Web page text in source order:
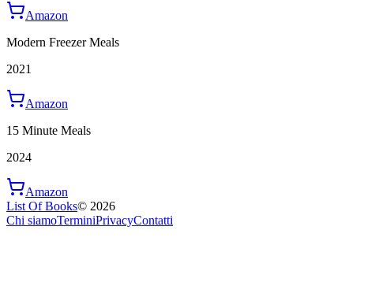
Amazon
Modern Freezer Meals
2021
Amazon
15 Minute Meals
2024
Amazon
List Of Books© 2026
Chi siamoTerminiPrivacyContatti